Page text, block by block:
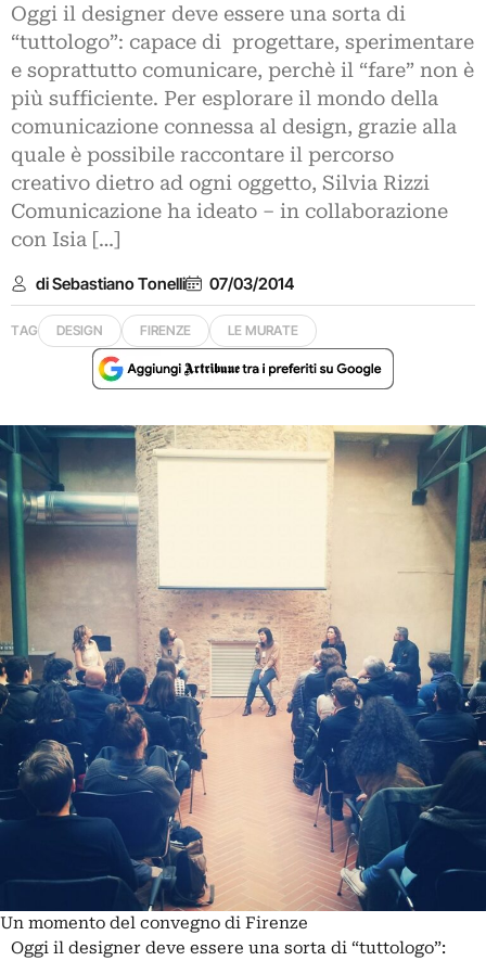
Oggi il designer deve essere una sorta di
“tuttologo”: capace di progettare, sperimentare
e soprattutto comunicare, perchè il “fare” non è
più sufficiente. Per esplorare il mondo della
comunicazione connessa al design, grazie alla
quale è possibile raccontare il percorso
creativo dietro ad ogni oggetto, Silvia Rizzi
Comunicazione ha ideato – in collaborazione
con Isia […]
di Sebastiano Tonelli 07/03/2014
TAG DESIGN FIRENZE LE MURATE
Un momento del convegno di Firenze
Oggi il designer deve essere una sorta di “tuttologo”: